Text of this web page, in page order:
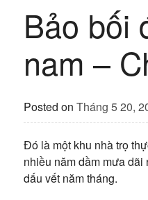
Bảo bối
nam –
Posted on Tháng 5 20,
Đó là một khu nhà trọ
nhiều năm dầm mưa
dấu vết năm tháng.